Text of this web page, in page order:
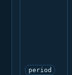
period